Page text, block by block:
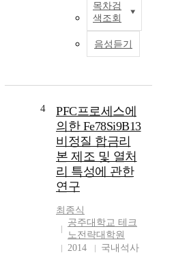
목차검
색조회
음성듣기
4
PFC프로세스에
의한 Fe78Si9B13
비정질 합금리
본 제조 및 열처
리 특성에 관한
연구
최종식
공주대학교 테크
노전략대학원
2014
국내석사